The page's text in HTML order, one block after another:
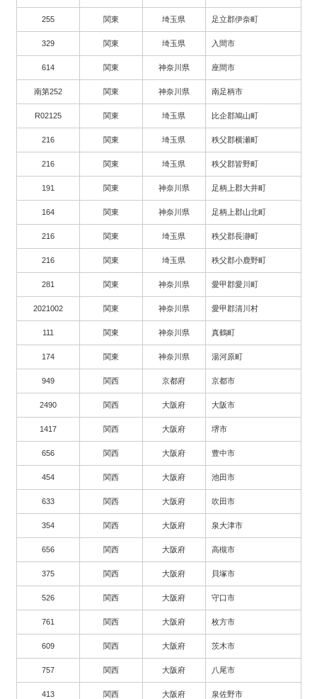
255 関東 埼玉県 足立郡伊奈町
329 関東 埼玉県 入間市
614 関東 神奈川県 座間市
南第252 関東 神奈川県 南足柄市
R02125 関東 埼玉県 比企郡鳩山町
216 関東 埼玉県 秩父郡横瀬町
216 関東 埼玉県 秩父郡皆野町
191 関東 神奈川県 足柄上郡大井町
164 関東 神奈川県 足柄上郡山北町
216 関東 埼玉県 秩父郡長瀞町
216 関東 埼玉県 秩父郡小鹿野町
281 関東 神奈川県 愛甲郡愛川町
2021002 関東 神奈川県 愛甲郡清川村
111 関東 神奈川県 真鶴町
174 関東 神奈川県 湯河原町
949 関西 京都府 京都市
2490 関西 大阪府 大阪市
1417 関西 大阪府 堺市
656 関西 大阪府 豊中市
454 関西 大阪府 池田市
633 関西 大阪府 吹田市
354 関西 大阪府 泉大津市
656 関西 大阪府 高槻市
375 関西 大阪府 貝塚市
526 関西 大阪府 守口市
761 関西 大阪府 枚方市
609 関西 大阪府 茨木市
757 関西 大阪府 八尾市
413 関西 大阪府 泉佐野市